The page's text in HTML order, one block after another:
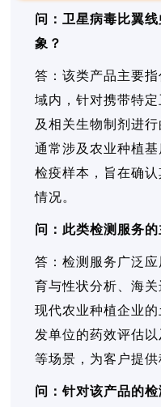
问：卫星病毒比翼
象？
答：该类产品主要
域内，针对携带特
及相关生物制剂进
通常涉及农业种植
检疫样本，旨在确
情况。
问：此类检测服务
答：检测服务广泛
育与性状分析、海关
现代农业种植企业
发单位的药效评估
等场景，为客户提供
问：针对该产品的